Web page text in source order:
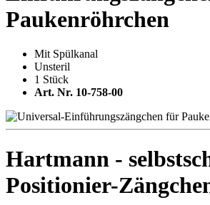
Paukenröhrchen
Mit Spülkanal
Unsteril
1 Stück
Art. Nr. 10-758-00
Hartmann -
Positionier-